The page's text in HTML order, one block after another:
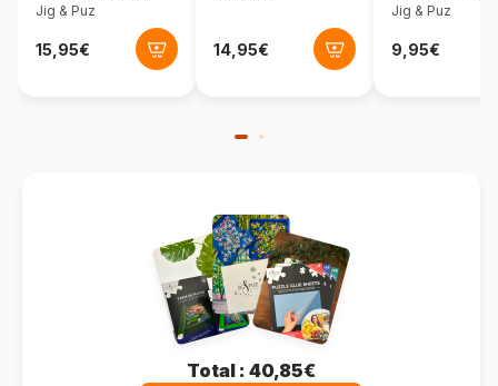
pièces
Jig & Puz Jig & Puz
Total : 40,85€